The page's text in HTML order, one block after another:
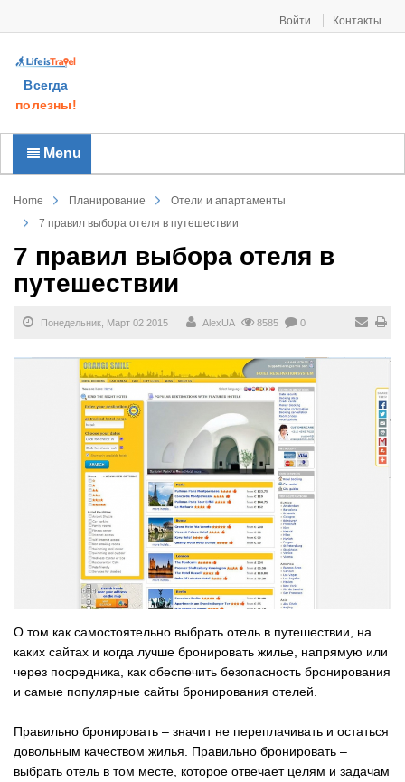
Войти Контакты
Всегда
полезны!
Menu
Home Планирование
Отели и апартаменты
7 правил выбора отеля в путешествии
7 правил выбора отеля в
путешествии
Понедельник, Март 02 2015 AlexUA 8585 0
О том как самостоятельно выбрать отель в путешествии, на
каких сайтах и когда лучше бронировать жилье, напрямую или
через посредника, как обеспечить безопасность бронирования
и самые популярные сайты бронирования отелей.
Правильно бронировать – значит не переплачивать и остаться
довольным качеством жилья. Правильно бронировать –
выбрать отель в том месте, которое отвечает целям и задачам